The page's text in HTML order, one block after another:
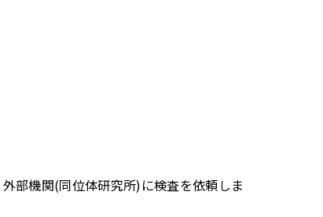
部機関(同位体研究所)に検査を依頼しま